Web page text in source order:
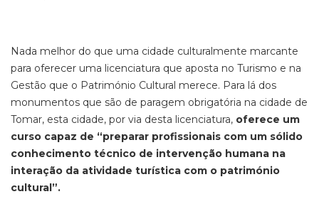
Nada melhor do que uma cidade culturalmente marcante
para oferecer uma licenciatura que aposta no Turismo e na
Gestão que o Património Cultural merece. Para lá dos
monumentos que são de paragem obrigatória na cidade de
Tomar, esta cidade, por via desta licenciatura, oferece um
curso capaz de “preparar profissionais com um sólido
conhecimento técnico de intervenção humana na
interação da atividade turística com o património
cultural”.